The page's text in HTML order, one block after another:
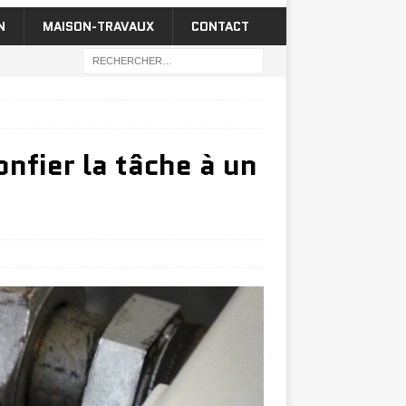
MAISON-TRAVAUX CONTACT
la tâche à un